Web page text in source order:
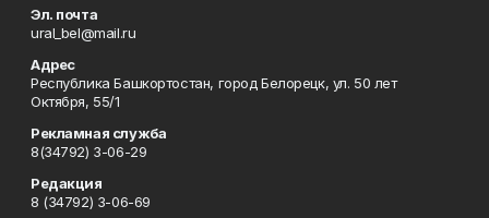
Эл. почта
ural_bel@mail.ru
Адрес
Республика Башкортостан, город Белорецк, ул. 50 лет
Октября, 55/1
Рекламная служба
8(34792) 3-06-29
Редакция
8 (34792) 3-06-69